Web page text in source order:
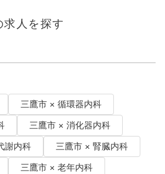
人を探す
三鷹市 × 循環器内科
三鷹市 × 消化器内科
謝内科
三鷹市 × 腎臓内科
三鷹市 × 老年内科